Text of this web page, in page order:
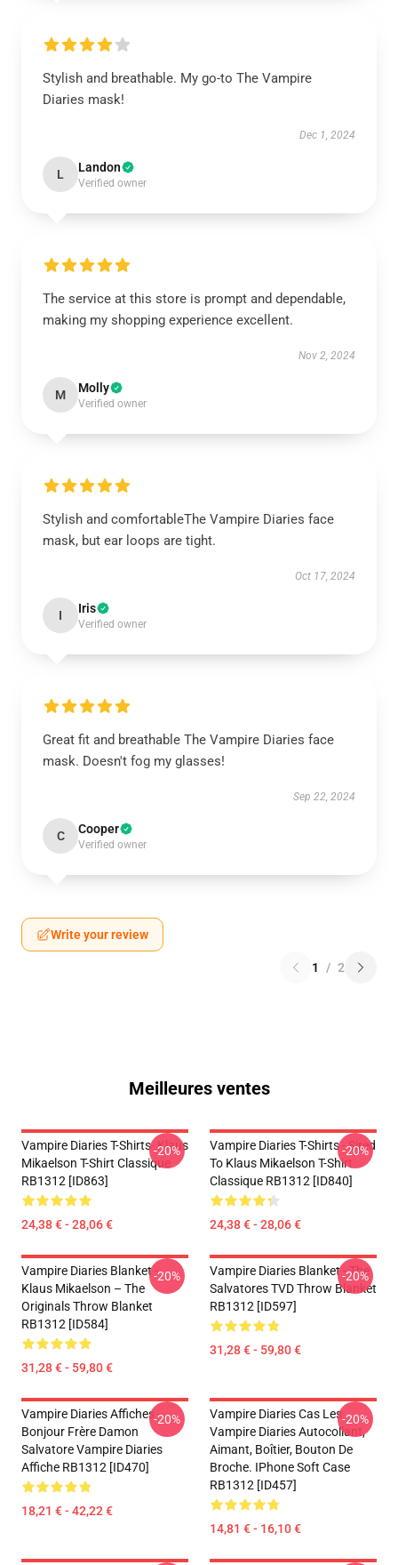
Stylish and breathable. My go-to The Vampire
Diaries mask!
Dec 1, 2024
L Landon
Verified owner
The service at this store is prompt and dependable,
making my shopping experience excellent.
Nov 2, 2024
M Molly
Verified owner
Stylish and comfortableThe Vampire Diaries face
mask, but ear loops are tight.
Oct 17, 2024
I Iris
Verified owner
Great fit and breathable The Vampire Diaries face
mask. Doesn't fog my glasses!
Sep 22, 2024
C Cooper
Verified owner
Write your review
1 / 2
Meilleures ventes
Vampire Diaries T-Shirts- Klaus
Mikaelson T-Shirt Classique
RB1312 [ID863]
24,38 € - 28,06 €
-20%
Vampire Diaries T-Shirts - Sired
To Klaus Mikaelson T-Shirt
Classique RB1312 [ID840]
24,38 € - 28,06 €
-20%
Vampire Diaries Blanket -
Klaus Mikaelson – The
Originals Throw Blanket
RB1312 [ID584]
31,28 € - 59,80 €
-20%
Vampire Diaries Blanket - The
Salvatores TVD Throw Blanket
RB1312 [ID597]
31,28 € - 59,80 €
-20%
Vampire Diaries Affiches -
Bonjour Frère Damon
Salvatore Vampire Diaries
Affiche RB1312 [ID470]
18,21 € - 42,22 €
-20%
Vampire Diaries Cas Les
Vampire Diaries Autocollant,
Aimant, Boîtier, Bouton De
Broche. IPhone Soft Case
RB1312 [ID457]
14,81 € - 16,10 €
-20%